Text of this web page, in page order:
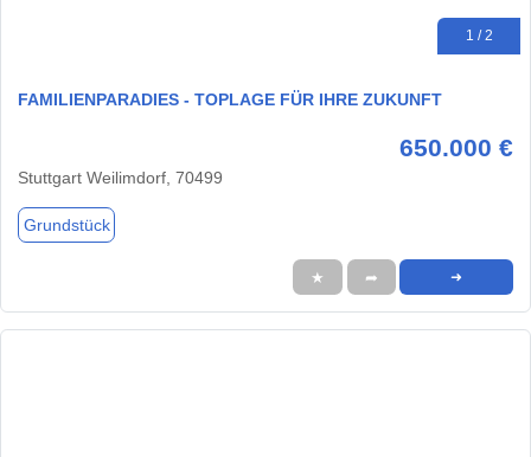
1 / 2
FAMILIENPARADIES - TOPLAGE FÜR IHRE ZUKUNFT
650.000 €
Stuttgart Weilimdorf, 70499
Grundstück
★ ➦ ➜